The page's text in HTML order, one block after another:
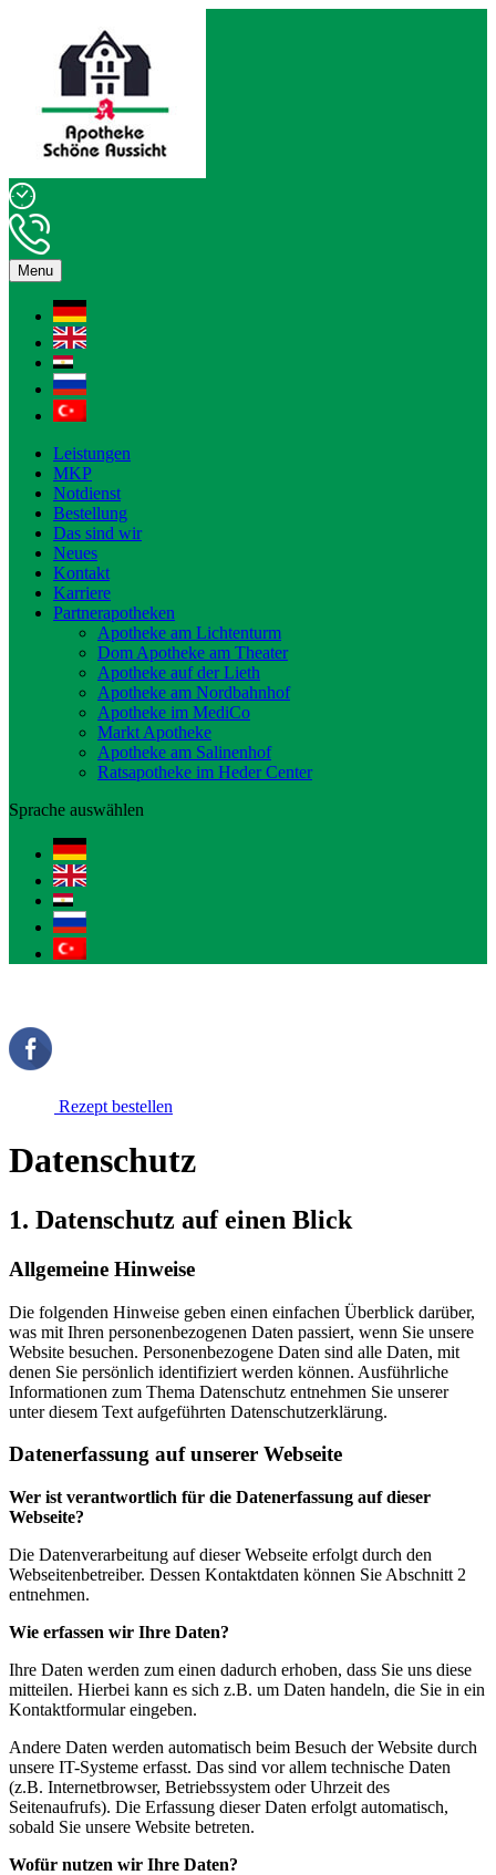
Menu
Leistungen
MKP
Notdienst
Bestellung
Das sind wir
Neues
Kontakt
Karriere
Partnerapotheken
Apotheke am Lichtenturm
Dom Apotheke am Theater
Apotheke auf der Lieth
Apotheke am Nordbahnhof
Apotheke im MediCo
Markt Apotheke
Apotheke am Salinenhof
Ratsapotheke im Heder Center
Sprache auswählen
Rezept bestellen
Datenschutz
1. Datenschutz auf einen Blick
Allgemeine Hinweise
Die folgenden Hinweise geben einen einfachen Überblick darüber,
was mit Ihren personenbezogenen Daten passiert, wenn Sie unsere
Website besuchen. Personenbezogene Daten sind alle Daten, mit
denen Sie persönlich identifiziert werden können. Ausführliche
Informationen zum Thema Datenschutz entnehmen Sie unserer
unter diesem Text aufgeführten Datenschutzerklärung.
Datenerfassung auf unserer Webseite
Wer ist verantwortlich für die Datenerfassung auf dieser
Webseite?
Die Datenverarbeitung auf dieser Webseite erfolgt durch den
Webseitenbetreiber. Dessen Kontaktdaten können Sie Abschnitt 2
entnehmen.
Wie erfassen wir Ihre Daten?
Ihre Daten werden zum einen dadurch erhoben, dass Sie uns diese
mitteilen. Hierbei kann es sich z.B. um Daten handeln, die Sie in ein
Kontaktformular eingeben.
Andere Daten werden automatisch beim Besuch der Website durch
unsere IT-Systeme erfasst. Das sind vor allem technische Daten
(z.B. Internetbrowser, Betriebssystem oder Uhrzeit des
Seitenaufrufs). Die Erfassung dieser Daten erfolgt automatisch,
sobald Sie unsere Website betreten.
Wofür nutzen wir Ihre Daten?